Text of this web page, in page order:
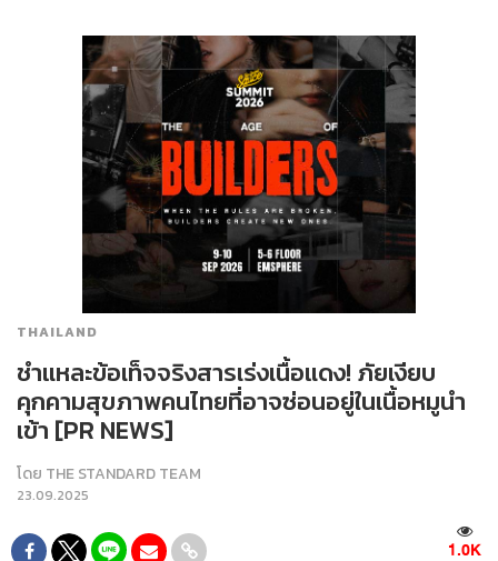
THAILAND
ชำแหละข้อเท็จจริงสารเร่งเนื้อแดง! ภัยเงียบ
คุกคามสุขภาพคนไทยที่อาจซ่อนอยู่ในเนื้อหมูนำ
เข้า [PR NEWS]
โดย THE STANDARD TEAM
23.09.2025
1.0K